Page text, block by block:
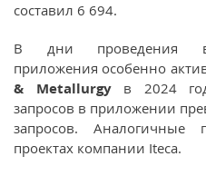
составил 6 694.
В дни проведения
приложения особенно
& Metallurgy в 2024
запросов в приложении
запросов. Аналогичные
проектах компании Iteca.